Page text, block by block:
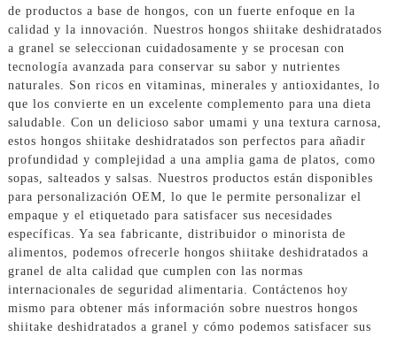
de productos a base de hongos, con un fuerte enfoque en la
calidad y la innovación. Nuestros hongos shiitake deshidratados
a granel se seleccionan cuidadosamente y se procesan con
tecnología avanzada para conservar su sabor y nutrientes
naturales. Son ricos en vitaminas, minerales y antioxidantes, lo
que los convierte en un excelente complemento para una dieta
saludable. Con un delicioso sabor umami y una textura carnosa,
estos hongos shiitake deshidratados son perfectos para añadir
profundidad y complejidad a una amplia gama de platos, como
sopas, salteados y salsas. Nuestros productos están disponibles
para personalización OEM, lo que le permite personalizar el
empaque y el etiquetado para satisfacer sus necesidades
específicas. Ya sea fabricante, distribuidor o minorista de
alimentos, podemos ofrecerle hongos shiitake deshidratados a
granel de alta calidad que cumplen con las normas
internacionales de seguridad alimentaria. Contáctenos hoy
mismo para obtener más información sobre nuestros hongos
shiitake deshidratados a granel y cómo podemos satisfacer sus